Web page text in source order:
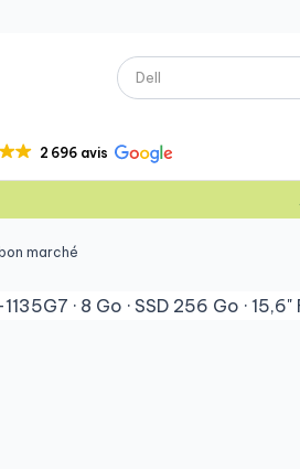
2 696 avis
marché